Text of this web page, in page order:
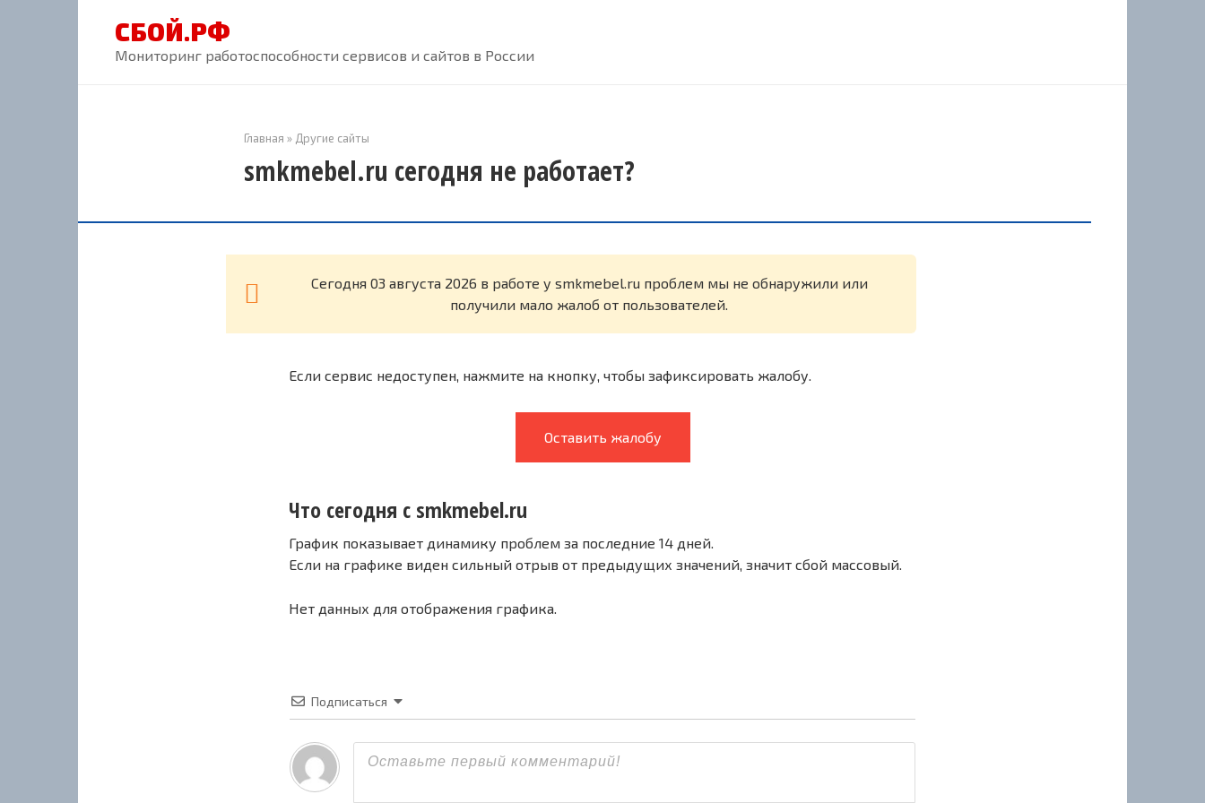
СБОЙ.РФ
Мониторинг работоспособности сервисов и сайтов в России
Главная » Другие сайты
smkmebel.ru сегодня не работает?
Cегодня 03 августа 2026 в работе у smkmebel.ru проблем мы не обнаружили или
получили мало жалоб от пользователей.
Если сервис недоступен, нажмите на кнопку, чтобы зафиксировать жалобу.
Оставить жалобу
Что сегодня с smkmebel.ru
График показывает динамику проблем за последние 14 дней.
Если на графике виден сильный отрыв от предыдущих значений, значит сбой массовый.
Нет данных для отображения графика.
Подписаться